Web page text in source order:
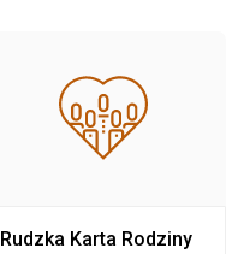
Rudzka Karta Rodziny